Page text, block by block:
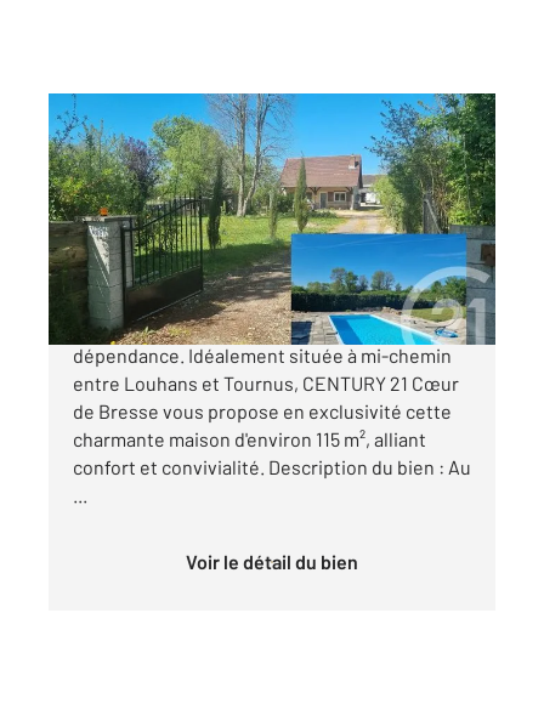
RANCY 71
115 m2, 5 pièces
Ref : 2899
Maison à vendre
199 000 €
À vendre Maison individuelle avec piscine et
dépendance. Idéalement située à mi-chemin
entre Louhans et Tournus, CENTURY 21 Cœur
de Bresse vous propose en exclusivité cette
charmante maison d'environ 115 m², alliant
confort et convivialité. Description du bien : Au
Voir le détail du bien